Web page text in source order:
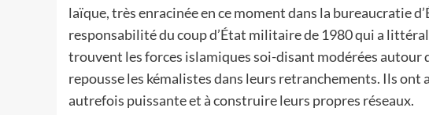
laïque, très enracinée en ce moment dans la bureaucratie
responsabilité du coup d’État militaire de 1980 qui a
trouvent les forces islamiques soi-disant modérées autour
repousse les kémalistes dans leurs retranchements. Ils
autrefois puissante et à construire leurs propres réseaux.